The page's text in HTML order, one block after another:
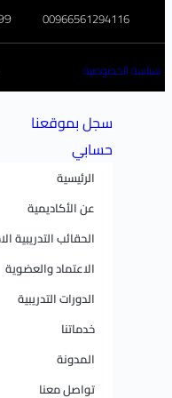
00966561294116
سياسة الخصوصية
سجل بموقعنا
حسابي
الرئيسية
عن الأكاديمية
الحقائب التدريبية
الاعتماد والعضوية
الدورات التدريبية
خدماتنا
المدونة
تواصل معنا